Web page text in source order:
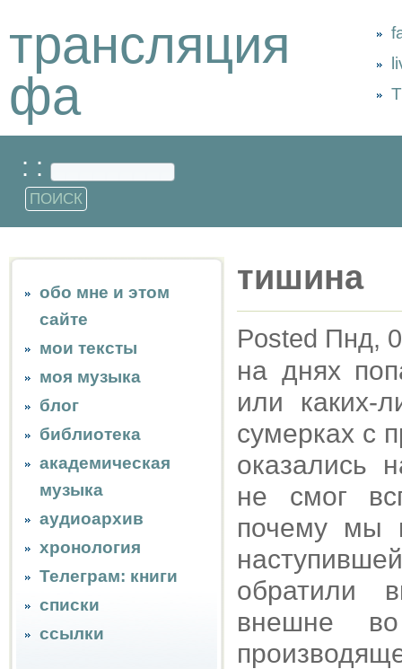
трансляция
фа
: :
обо мне и этом
сайте
мои тексты
моя музыка
блог
библиотека
академическая
музыка
аудиоархив
хронология
Телеграм: книги
списки
ссылки
тишина
Posted Пнд,
на днях
или каких-
сумерках с
оказались
не смог
почему мы
обратили
внешне